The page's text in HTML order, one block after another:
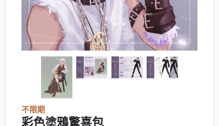
不限期
彩色塗鴉驚喜包